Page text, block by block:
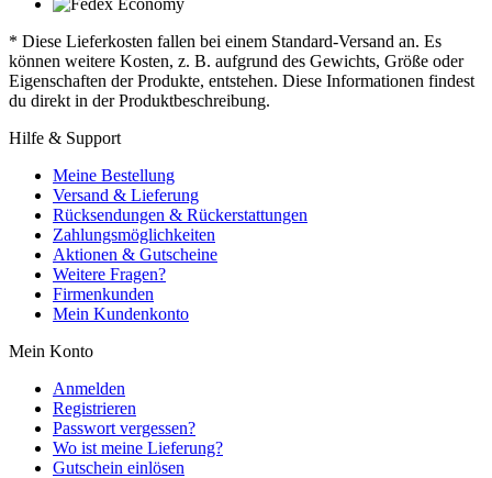
* Diese Lieferkosten fallen bei einem Standard-Versand an. Es
können weitere Kosten, z. B. aufgrund des Gewichts, Größe oder
Eigenschaften der Produkte, entstehen. Diese Informationen findest
du direkt in der Produktbeschreibung.
Hilfe & Support
Meine Bestellung
Versand & Lieferung
Rücksendungen & Rückerstattungen
Zahlungsmöglichkeiten
Aktionen & Gutscheine
Weitere Fragen?
Firmenkunden
Mein Kundenkonto
Mein Konto
Anmelden
Registrieren
Passwort vergessen?
Wo ist meine Lieferung?
Gutschein einlösen